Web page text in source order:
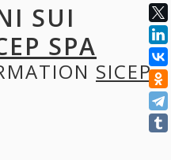
SUI
SPA
SICEP